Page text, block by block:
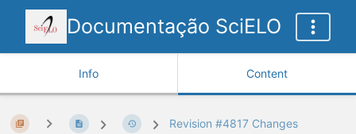
Documentação SciELO
Info Content
Revision #4817 Changes